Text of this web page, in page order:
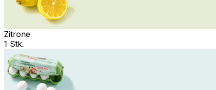
Zitrone
1 Stk.